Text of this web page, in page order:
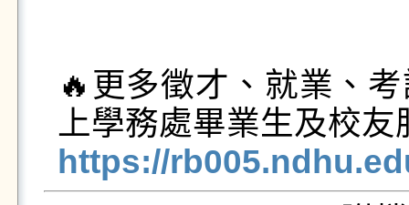
🔥更多徵才、就業、
https://